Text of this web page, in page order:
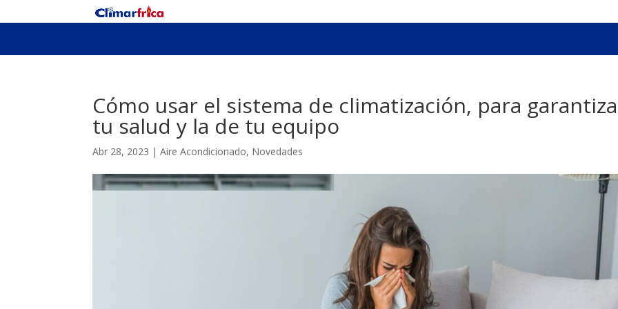
Cómo usar el sistema de climatización, para
tu salud y la de tu equipo
Abr 28, 2023 |Aire Acondicionado, Novedades